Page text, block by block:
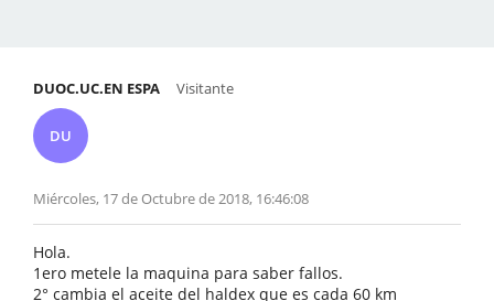
DUOC.UC.EN ESPA
DU
Visitante
Miércoles, 17 de Octubre de 2018, 16:46:08
Hola.
1ero metele la maquina para saber fallos.
2° cambia el aceite del haldex que es cada 60 km